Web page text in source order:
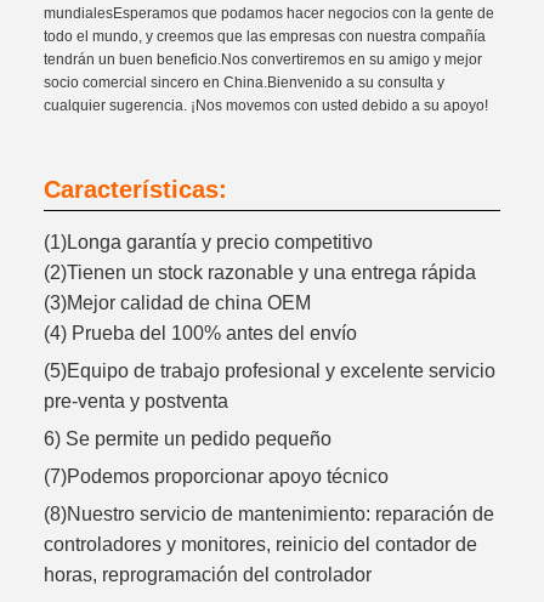
mundialesEsperamos que podamos hacer negocios con la gente de
todo el mundo, y creemos que las empresas con nuestra compañía
tendrán un buen beneficio.Nos convertiremos en su amigo y mejor
socio comercial sincero en China.Bienvenido a su consulta y
cualquier sugerencia. ¡Nos movemos con usted debido a su apoyo!
Características:
(1)Longa garantía y precio competitivo
(2)Tienen un stock razonable y una entrega rápida
(3)Mejor calidad de china OEM
(4) Prueba del 100% antes del envío
(5)Equipo de trabajo profesional y excelente servicio
pre-venta y postventa
6) Se permite un pedido pequeño
(7)Podemos proporcionar apoyo técnico
(8)Nuestro servicio de mantenimiento: reparación de
controladores y monitores, reinicio del contador de
horas, reprogramación del controlador